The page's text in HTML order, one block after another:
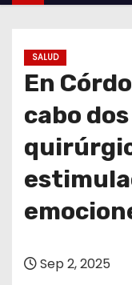
o
SALUD
En
cabo
Sep 2, 2025